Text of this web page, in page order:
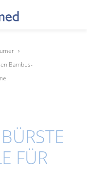
›
Bambus-
FÜR